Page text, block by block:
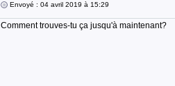
Envoyé : 04 avril 2019 à 15:29
Comment trouves-tu ça jusqu'à maintenant?